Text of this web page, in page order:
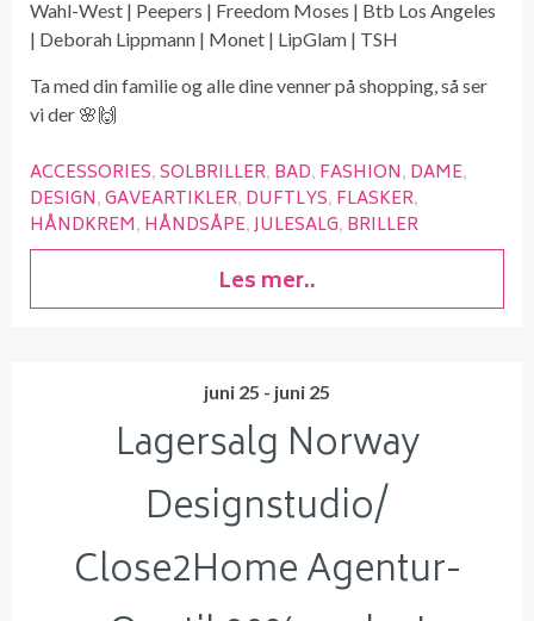
Wahl-West | Peepers | Freedom Moses | Btb Los Angeles
| Deborah Lippmann | Monet | LipGlam | TSH
Ta med din familie og alle dine venner på shopping, så ser
vi der 🌸🙌
ACCESSORIES SOLBRILLER BAD FASHION DAME
DESIGN GAVEARTIKLER DUFTLYS FLASKER
HÅNDKREM HÅNDSÅPE JULESALG BRILLER
Les mer..
juni 25 - juni 25
Lagersalg Norway
Designstudio/
Close2Home Agentur-